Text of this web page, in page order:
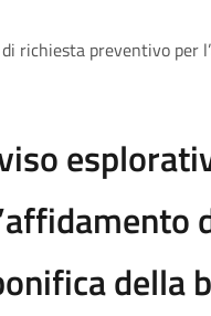
preventivo per
della